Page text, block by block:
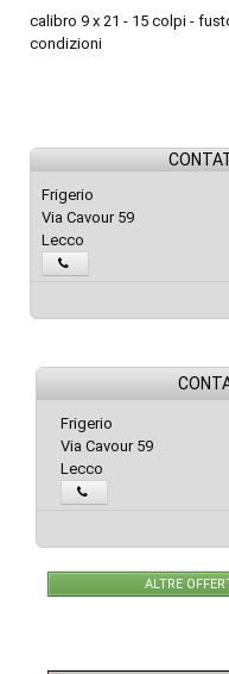
calibro 9 x 21 - 15 colpi -
condizioni
Frigerio
Via Cavour 59
Lecco
Frigerio
Via Cavour 59
Lecco
ALTRE